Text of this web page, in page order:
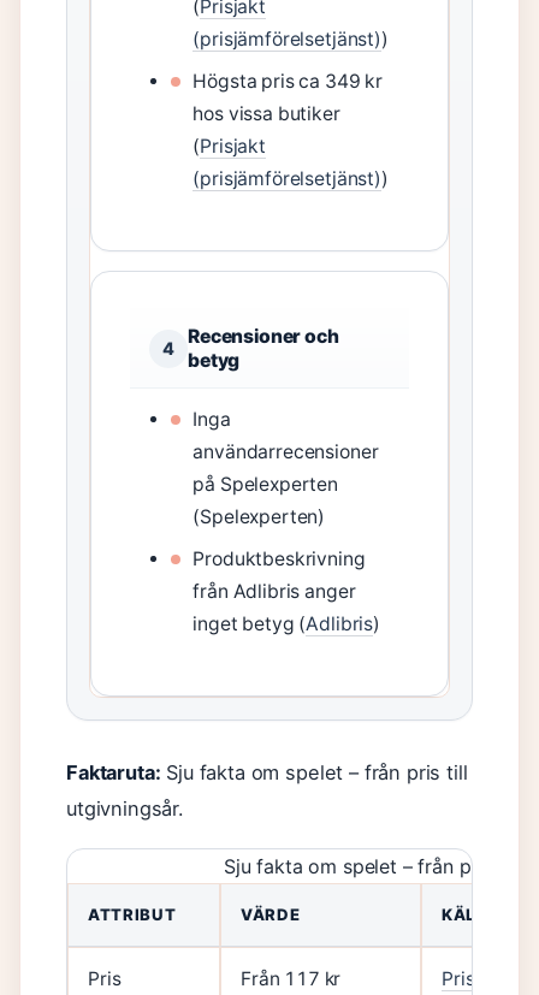
(Prisjakt
(prisjämförelsetjänst))
Högsta pris ca 349 kr
hos vissa butiker
(Prisjakt
(prisjämförelsetjänst))
4
Recensioner och
betyg
Inga
användarrecensioner
på Spelexperten
(Spelexperten)
Produktbeskrivning
från Adlibris anger
inget betyg (Adlibris)
Faktaruta: Sju fakta om spelet – från pris till
utgivningsår.
Sju fakta om spelet – från pris till
ATTRIBUT VÄRDE KÄLLA
Pris Från 117 kr Prisjakt